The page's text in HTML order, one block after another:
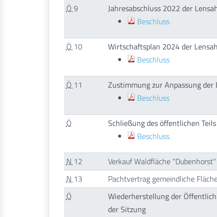
Ö9
Jahresabschluss 2022 der
Beschluss
Ö10
Wirtschaftsplan 2024 der
Beschluss
Ö11
Zustimmung zur Anpassung der
Beschluss
Ö
Schließung des öffentlichen Teils
Beschluss
N12
Verkauf Waldfläche "Dubenhorst"
N13
Pachtvertrag gemeindliche
Ö
Wiederherstellung der
der Sitzung